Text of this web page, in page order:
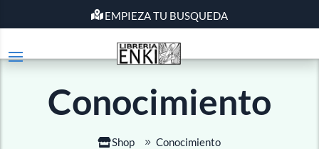
EMPIEZA TU BUSQUEDA
Conocimiento
Shop Conocimiento